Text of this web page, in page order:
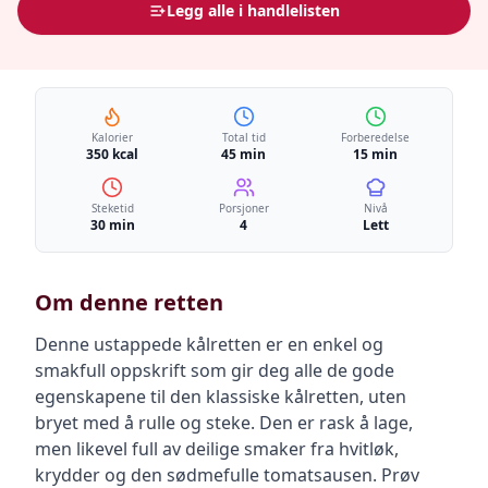
Legg alle i handlelisten
Kalorier
350 kcal
Total tid
45 min
Forberedelse
15 min
Steketid
30 min
Porsjoner
4
Nivå
Lett
Om denne retten
Denne ustappede kålretten er en enkel og
smakfull oppskrift som gir deg alle de gode
egenskapene til den klassiske kålretten, uten
bryet med å rulle og steke. Den er rask å lage,
men likevel full av deilige smaker fra hvitløk,
krydder og den sødmefulle tomatsausen. Prøv